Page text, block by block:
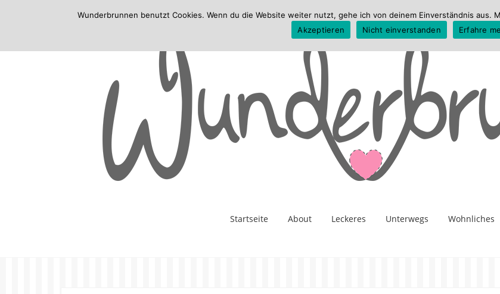
Startseite About Leckeres Unterwegs Wohnliches
Wunderbrunnen benutzt Cookies. Wenn du die Website weiter nutzt, gehe ich von deinem Einverständnis aus.
Akzeptieren
Nicht einverstanden Erfahre